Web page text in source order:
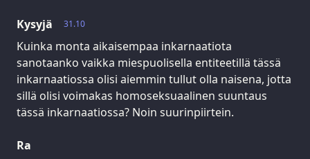
31.10
Kysyjä
Kuinka monta aikaisempaa inkarnaatiota
sanotaanko vaikka miespuolisella entiteetillä tässä
inkarnaatiossa olisi aiemmin tullut olla naisena, jotta
sillä olisi voimakas homoseksuaalinen suuntaus
tässä inkarnaatiossa? Noin suurinpiirtein.
Ra